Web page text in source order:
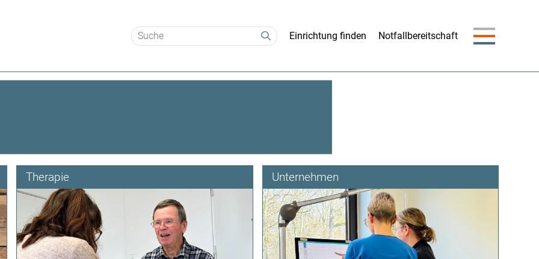
Suchbegriffe
Navigation
Einrichtung finden Notfallbereitschaft
Therapie Unternehmen